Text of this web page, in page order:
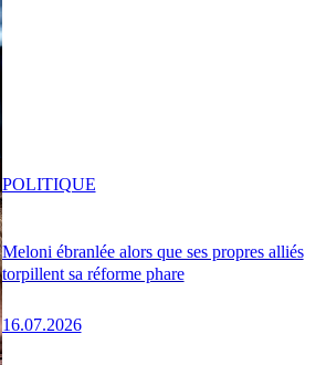
Meloni ébranlée alors que ses propres alliés
torpillent sa réforme phare
16.07.2026
POLITIQUE